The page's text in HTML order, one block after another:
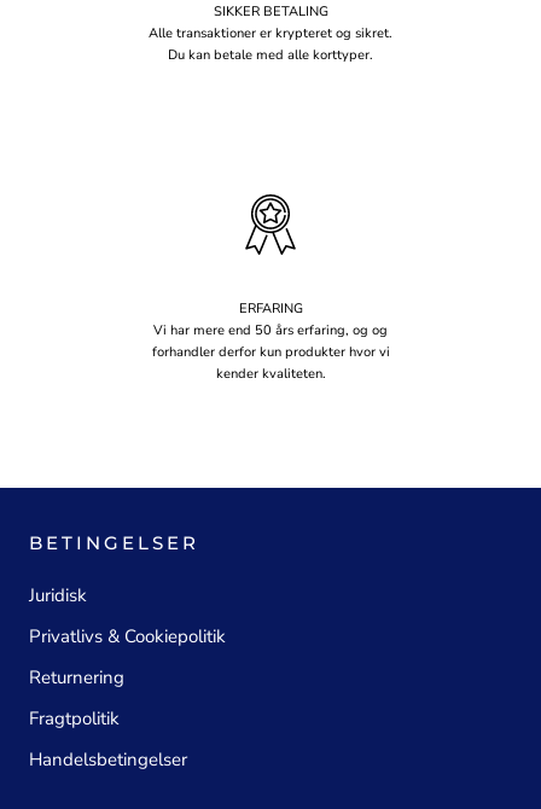
SIKKER BETALING
Alle transaktioner er krypteret og sikret.
Du kan betale med alle korttyper.
ERFARING
Vi har mere end 50 års erfaring, og og
forhandler derfor kun produkter hvor vi
kender kvaliteten.
BETINGELSER
Juridisk
Privatlivs & Cookiepolitik
Returnering
Fragtpolitik
Handelsbetingelser